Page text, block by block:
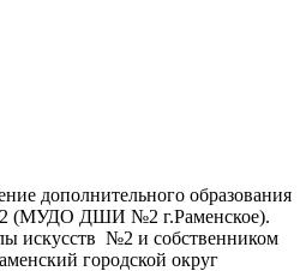
дополнительного образования
(МУДО ДШИ №2 г.Раменское).
искусств №2 и собственником
городской округ